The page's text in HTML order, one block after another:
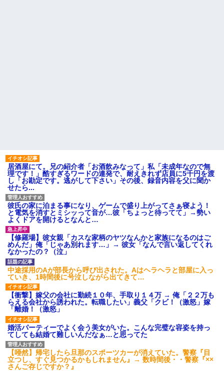
の？ｗｗ」「逆に超安い」
私「ちょっと、人の家の金庫
触らないでよ！」キチママ『そ
こに金庫があったから、開けて
みようとしただけ☆』義兄「泥
は出てけ！二度と来るな！」結
果・・・
私「初めて飲む味だけどなん
のお茶？」彼「ちっ！」私「」
【GIF】JSのカンチョーワロ
後続車にクラクションを鳴ら
され彼氏が逆切れ。「何クラク
ション鳴らしてんだ！降りてこ
いよ！」と怒鳴りだし...
【衝撃】報酬100万円超の治験
募集がこちらｗｗｗｗｗ(※画像
あり)
【ネット騒然】惨殺されたタ
ワマン頂き女子のこの動画、す
げえええええｗｗｗｗｗｗｗｗ
ｗｗｗ
【愕然】白のクラウン俺氏、
高速道路左車線を制限速度で走
った結果wwwwwwwwwwww
百年の恋12-899 食べた量を
張り合ってくる
居酒屋にて。兄の紹介者「お酒飲みなって」私「未成年なので無
理です！」酷すぎるワードの連発で、耐えきれず店員に5千円を渡
し「お勘定です。逃がして下さい」その後、録音内容を父に聞か
せたら...
彼氏の家に泊まる事になり、ゲームで盛り上がってさぁ寝よう！
と電気を消すとミシッって音が…彼「ちょっと待ってて」→勢い
よくドアを開けるとなんと…
【修羅場】彼女親「カスな家柄のヤツなんかと家族になるのはご
めんだ」俺「じゃあ別れます…」→ 彼女「なんで言い返してくれ
なかったの？（泣」
中途採用のAが部長から呼び出された。Aはヘラヘラと部屋に入っ
ていき、1時間後に号泣しながら出てきて…
【衝撃】嫁父の会社に勤続１０年、手取り１４万 → 俺「２２万も
らえる会社から誘われた。転職したい」義父「クビ！（激怒」嫁
「離婚！（激怒」
婚活パーティーでよく会う美女がいた。こんな完璧な容姿を持っ
てしても結婚て難しいんだなぁ…と思ってた
【唖然】帰宅したら旦那のスポーツカーが消えていた。警察『目
立つし、すぐ見つかるかもしれません』→ 数時間後・・警察『××
さんご存じですか？』